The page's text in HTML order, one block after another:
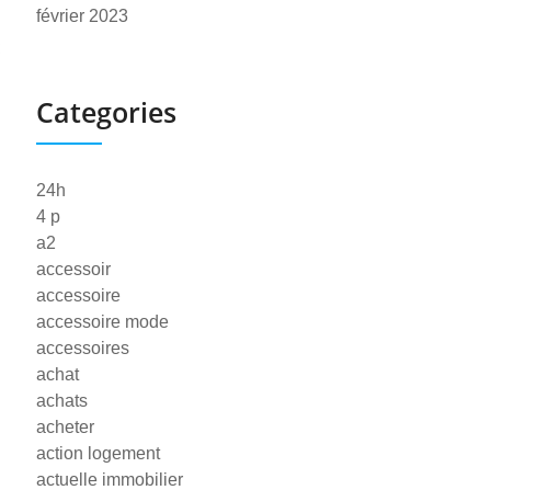
février 2023
Categories
24h
4 p
a2
accessoir
accessoire
accessoire mode
accessoires
achat
achats
acheter
action logement
actuelle immobilier